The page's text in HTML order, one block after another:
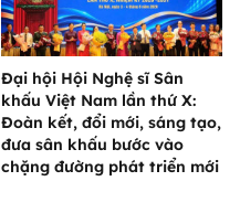
Đại hội Hội Nghệ sĩ Sân
khấu Việt Nam lần thứ X:
Đoàn kết, đổi mới, sáng tạo,
đưa sân khấu bước vào
chặng đường phát triển mới